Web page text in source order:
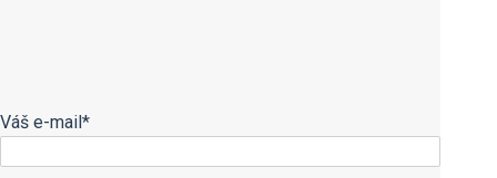
Váš e-mail*